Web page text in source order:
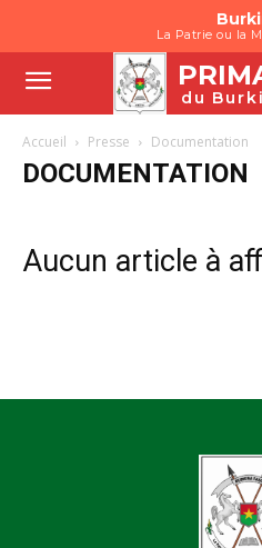
La Patrie ou la
du
Accueil Presse Documentation
DOCUMENTATION
Aucun article à